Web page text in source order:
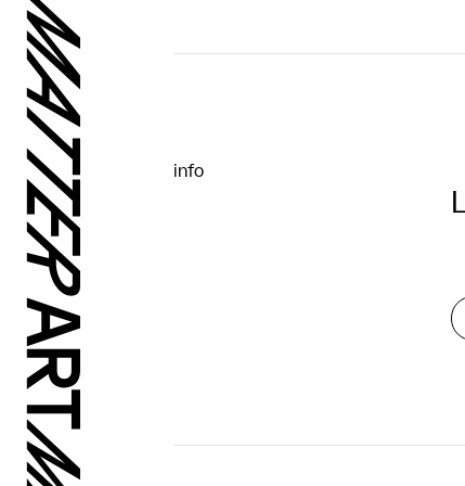
info